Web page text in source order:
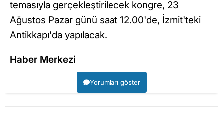
temasıyla gerçekleştirilecek kongre, 23
Ağustos Pazar günü saat 12.00'de, İzmit'teki
Antikkapı'da yapılacak.
Haber Merkezi
Yorumları göster